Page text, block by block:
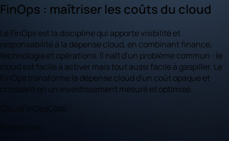
FinOps : maîtriser les coûts du cloud
Le FinOps est la discipline qui apporte visibilité et
responsabilité à la dépense cloud, en combinant finance,
technologie et opérations. Il naît d'un problème commun : le
cloud est facile à activer mais tout aussi facile à gaspiller. Le
FinOps transforme la dépense cloud d'un coût opaque et
croissant en un investissement mesuré et optimisé.
Cloud FinOpsCosti